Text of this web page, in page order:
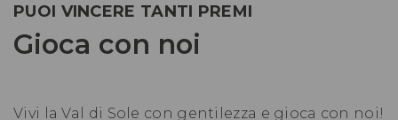
PUOI VINCERE TANTI PREMI
Gioca con noi
Vivi la Val di Sole con gentilezza e gioca con noi!